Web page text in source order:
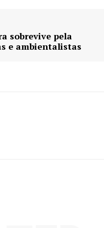
sobrevive pela
e ambientalistas